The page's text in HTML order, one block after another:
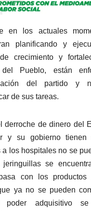
en los actuales
planificando y
crecimiento y
del Pueblo, están
del partido
de sus tareas.
derroche de dinero del
y su gobierno tienen
a los hospitales no se
jeringuillas se
con los
ya no se pueden
adquisitivo